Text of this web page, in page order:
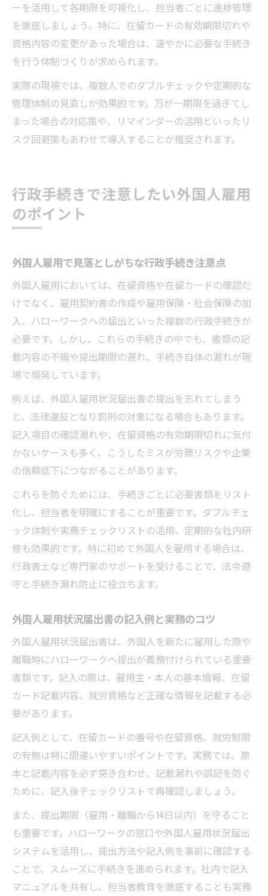
ーを活用して各期限を可視化し、担当者ごとに進捗管理
を徹底しましょう。特に、在留カードの有効期限切れや
資格内容の変更があった場合は、速やかに必要な手続き
を行う体制づくりが求められます。
実際の現場では、複数人でのダブルチェックや定期的な
管理体制の見直しが効果的です。万が一期限を過ぎてし
まった場合の対応策や、リマインダーの活用といったリ
スク回避策もあわせて導入することが推奨されます。
行政手続きで注意したい外国人雇用
のポイント
外国人雇用で見落としがちな行政手続き注意点
外国人雇用においては、在留資格や在留カードの確認だ
けでなく、雇用契約書の作成や雇用保険・社会保険の加
入、ハローワークへの届出といった複数の行政手続きが
必要です。しかし、これらの手続きの中でも、書類の記
載内容の不備や提出期限の遅れ、手続き自体の漏れが現
場で頻発しています。
例えば、外国人雇用状況届出書の提出を忘れてしまう
と、法律違反となり罰則の対象になる場合もあります。
記入項目の確認漏れや、在留資格の有効期限切れに気付
かないケースも多く、こうしたミスが労務リスクや企業
の信頼低下につながることがあります。
これらを防ぐためには、手続きごとに必要書類をリスト
化し、担当者を明確にすることが重要です。ダブルチェ
ック体制や実務チェックリストの活用、定期的な社内研
修も効果的です。特に初めて外国人を雇用する場合は、
行政書士など専門家のサポートを受けることで、法令遵
守と手続き漏れ防止に役立ちます。
外国人雇用状況届出書の記入例と実務のコツ
外国人雇用状況届出書は、外国人を新たに雇用した際や
離職時にハローワークへ提出が義務付けられている重要
書類です。記入の際は、雇用主・本人の基本情報、在留
カード記載内容、就労資格など正確な情報を記載する必
要があります。
記入例として、在留カードの番号や在留資格、就労制限
の有無は特に間違いやすいポイントです。実務では、原
本と記載内容を必ず突き合わせ、記載漏れや誤記を防ぐ
ために、記入後チェックリストで再確認しましょう。
また、提出期限（雇用・離職から14日以内）を守ること
も重要です。ハローワークの窓口や外国人雇用状況届出
システムを活用し、提出方法や記入例を事前に確認する
ことで、スムーズに手続きを進められます。社内で記入
マニュアルを共有し、担当者教育を徹底することも実務